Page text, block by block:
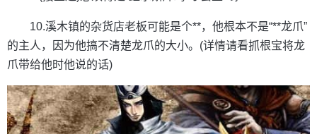
10.溪木镇的杂货店老板可能是个**，他根本不是“**龙爪”
的主人，因为他搞不清楚龙爪的大小。(详情请看抓根宝将龙
爪带给他时他说的话)